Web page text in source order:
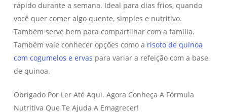
rápido durante a semana. Ideal para dias frios, quando
você quer comer algo quente, simples e nutritivo.
Também serve bem para compartilhar com a família.
Também vale conhecer opções como a risoto de quinoa
com cogumelos e ervas para variar a refeição com a base
de quinoa.
Obrigado Por Ler Até Aqui. Agora Conheça A Fórmula
Nutritiva Que Te Ajuda A Emagrecer!